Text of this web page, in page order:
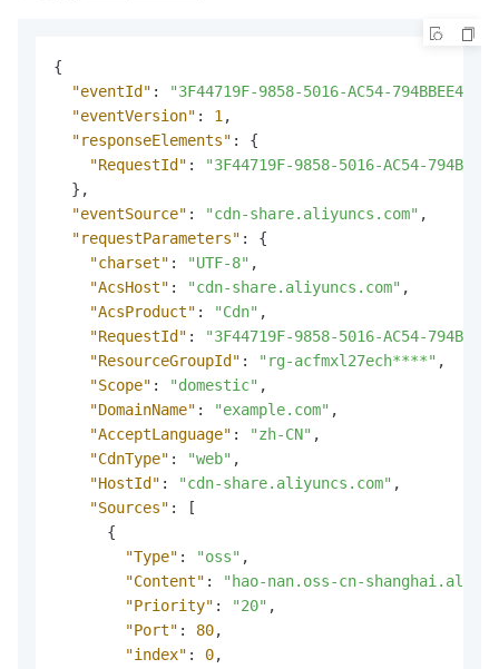
{
"eventId" :
"3F44719F-9858-5016-AC54-
"eventVersion" : 1 ,
"responseElements" :
{
"RequestId" :
"3F44719F-9858-5016-AC54-
} ,
"eventSource" : "cdn-share.aliyuncs.com" ,
"requestParameters" :
{
"charset" : "UTF-8" ,
"AcsHost" : "cdn-share.aliyuncs.com" ,
"AcsProduct" : "Cdn" ,
"RequestId" :
"3F44719F-9858-5016-AC54-
"ResourceGroupId" : "rg-acfmxl27ech****" ,
"Scope" : "domestic" ,
"DomainName" : "example.com" ,
"AcceptLanguage" : "zh-CN" ,
"CdnType" : "web" ,
"HostId" : "cdn-share.aliyuncs.com" ,
"Sources" :
[
{
"Type" : "oss" ,
"Content" :
"hao-nan.oss-cn-
"Priority" : "20" ,
"Port" : 80,
"index" : 0,